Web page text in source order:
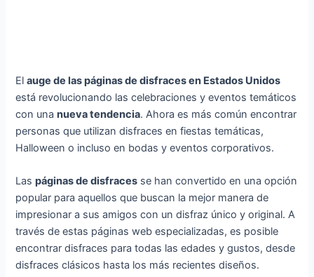
Elauge de las páginas de disfraces en Estados Unidos
está revolucionando las celebraciones y eventos temáticos
con unanueva tendencia. Ahora es más común encontrar
personas que utilizan disfraces en fiestas temáticas,
Halloween o incluso en bodas y eventos corporativos.
Laspáginas de disfraces se han convertido en una opción
popular para aquellos que buscan la mejor manera de
impresionar a sus amigos con un disfraz único y original. A
través de estas páginas web especializadas, es posible
encontrar disfraces para todas las edades y gustos, desde
disfraces clásicos hasta los más recientes diseños.